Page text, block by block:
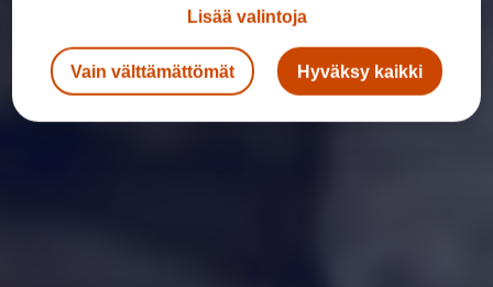
Lisää valintoja
Vain välttämättömät Hyväksy kaikki